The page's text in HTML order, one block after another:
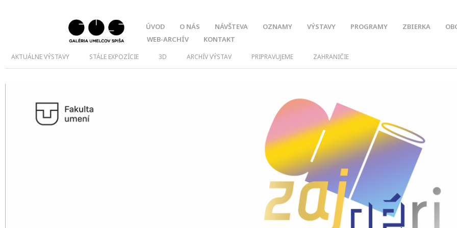
ÚVOD O NÁS NÁVŠTEVA OZNAMY VÝSTAVY PROGRAMY ZBIERKA
WEB-ARCHÍV
KONTAKT
AKTUÁLNE VÝSTAVY STÁLE EXPOZÍCIE 3D ARCHÍV VÝSTAV PRIPRAVUJEME ZAHRANIČIE